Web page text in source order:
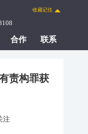
收藏记住
合作 联系
责构罪获
注